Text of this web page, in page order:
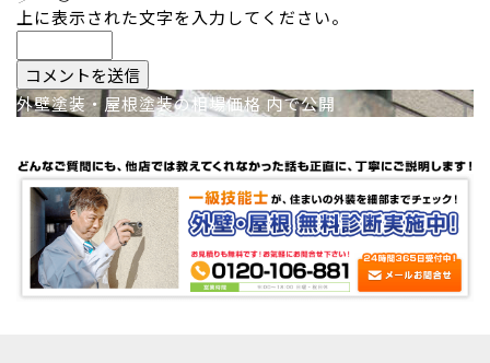
上に表示された文字を入力してください。
投
稿
ナ
ビ
ゲ
外壁塗装・屋根塗装の相場価格 内で公開